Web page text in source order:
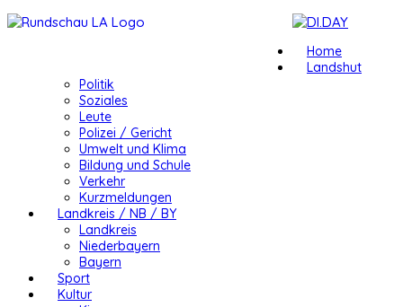
Home
Landshut
Politik
Soziales
Leute
Polizei / Gericht
Umwelt und Klima
Bildung und Schule
Verkehr
Kurzmeldungen
Landkreis / NB / BY
Landkreis
Niederbayern
Bayern
Sport
Kultur